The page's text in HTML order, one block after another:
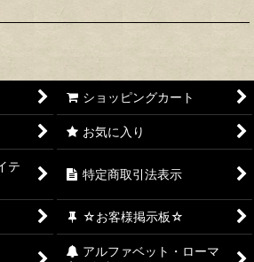
ショッピングカート
お気に入り
テ
特定商取引法表示
☆お客様掲示板☆
アルファベット・ローマ